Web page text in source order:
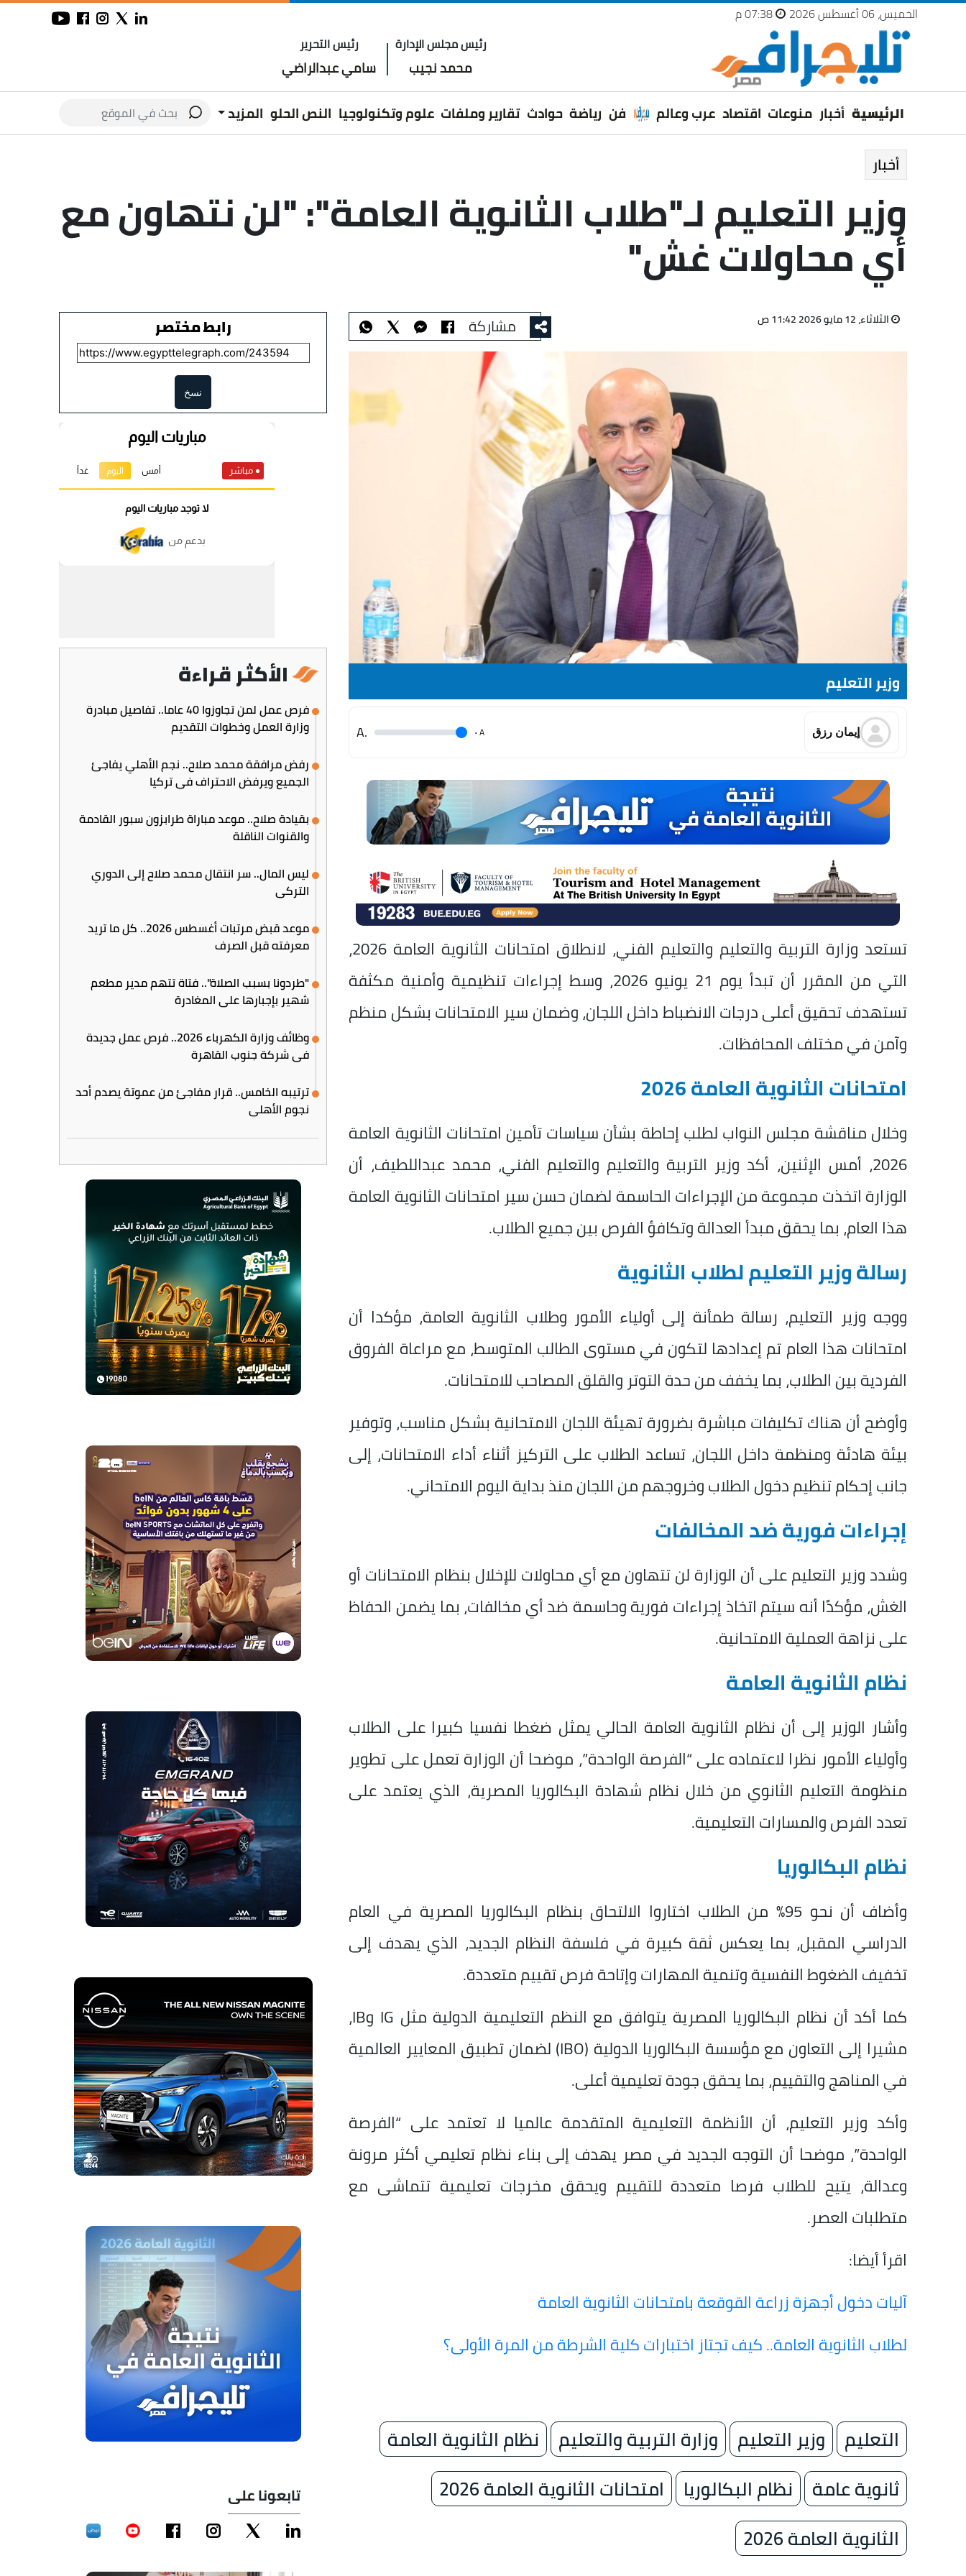
الخميس، 06 أغسطس 2026
07:38 م
رئيس مجلس الإدارة
محمد نجيب
رئيس التحرير
سامي عبدالراضي
الرئيسية أخبار منوعات اقتصاد عرب وعالم فن رياضة حوادث تقارير وملفات علوم وتكنولوجيا النص الحلو المزيد
أخبار
وزير التعليم لـ"طلاب الثانوية العامة": "لن نتهاون مع
أي محاولات غش"
الثلاثاء، 12 مايو 2026 11:42 ص مشاركة
وزير التعليم
إيمان رزق A
.
.A
تستعد وزارة التربية والتعليم والتعليم الفني، لانطلاق امتحانات الثانوية العامة 2026،
التي من المقرر أن تبدأ يوم 21 يونيو 2026، وسط إجراءات تنظيمية وأمنية مكثفة
تستهدف تحقيق أعلى درجات الانضباط داخل اللجان، وضمان سير الامتحانات بشكل منظم
وآمن في مختلف المحافظات.
امتحانات الثانوية العامة 2026
وخلال مناقشة مجلس النواب لطلب إحاطة بشأن سياسات تأمين امتحانات الثانوية العامة
2026، أمس الإثنين، أكد وزير التربية والتعليم والتعليم الفني، محمد عبداللطيف، أن
الوزارة اتخذت مجموعة من الإجراءات الحاسمة لضمان حسن سير امتحانات الثانوية العامة
هذا العام، بما يحقق مبدأ العدالة وتكافؤ الفرص بين جميع الطلاب.
رسالة وزير التعليم لطلاب الثانوية
ووجه وزير التعليم، رسالة طمأنة إلى أولياء الأمور وطلاب الثانوية العامة، مؤكدا أن
امتحانات هذا العام تم إعدادها لتكون في مستوى الطالب المتوسط، مع مراعاة الفروق
الفردية بين الطلاب، بما يخفف من حدة التوتر والقلق المصاحب للامتحانات.
وأوضح أن هناك تكليفات مباشرة بضرورة تهيئة اللجان الامتحانية بشكل مناسب، وتوفير
بيئة هادئة ومنظمة داخل اللجان، تساعد الطلاب على التركيز أثناء أداء الامتحانات، إلى
جانب إحكام تنظيم دخول الطلاب وخروجهم من اللجان منذ بداية اليوم الامتحاني.
إجراءات فورية ضد المخالفات
وشدد وزير التعليم على أن الوزارة لن تتهاون مع أي محاولات للإخلال بنظام الامتحانات أو
الغش، مؤكدًا أنه سيتم اتخاذ إجراءات فورية وحاسمة ضد أي مخالفات، بما يضمن الحفاظ
على نزاهة العملية الامتحانية.
نظام الثانوية العامة
وأشار الوزير إلى أن نظام الثانوية العامة الحالي يمثل ضغطا نفسيا كبيرا على الطلاب
وأولياء الأمور نظرا لاعتماده على “الفرصة الواحدة”، موضحا أن الوزارة تعمل على تطوير
منظومة التعليم الثانوي من خلال نظام شهادة البكالوريا المصرية، الذي يعتمد على
تعدد الفرص والمسارات التعليمية.
نظام البكالوريا
وأضاف أن نحو 95% من الطلاب اختاروا الالتحاق بنظام البكالوريا المصرية في العام
الدراسي المقبل، بما يعكس ثقة كبيرة في فلسفة النظام الجديد، الذي يهدف إلى
تخفيف الضغوط النفسية وتنمية المهارات وإتاحة فرص تقييم متعددة.
كما أكد أن نظام البكالوريا المصرية يتوافق مع النظم التعليمية الدولية مثل IG وIB،
مشيرا إلى التعاون مع مؤسسة البكالوريا الدولية (IBO) لضمان تطبيق المعايير العالمية
في المناهج والتقييم، بما يحقق جودة تعليمية أعلى.
وأكد وزير التعليم، أن الأنظمة التعليمية المتقدمة عالميا لا تعتمد على “الفرصة
الواحدة”، موضحا أن التوجه الجديد في مصر يهدف إلى بناء نظام تعليمي أكثر مرونة
وعدالة، يتيح للطلاب فرصا متعددة للتقييم ويحقق مخرجات تعليمية تتماشى مع
متطلبات العصر.
اقرأ أيضا:
آليات دخول أجهزة زراعة القوقعة بامتحانات الثانوية العامة
لطلاب الثانوية العامة.. كيف تجتاز اختبارات كلية الشرطة من المرة الأولى؟
التعليم وزير التعليم وزارة التربية والتعليم
نظام الثانوية العامة
ثانوية عامة
نظام البكالوريا
امتحانات الثانوية العامة 2026
الثانوية العامة 2026
رابط مختصر
نسخ
الأكثر قراءة
فرص عمل لمن تجاوزوا 40 عاما.. تفاصيل مبادرة
وزارة العمل وخطوات التقديم
رفض مرافقة محمد صلاح.. نجم الأهلي يفاجئ
الجميع ويرفض الاحتراف في تركيا
بقيادة صلاح.. موعد مباراة طرابزون سبور القادمة
والقنوات الناقلة
ليس المال.. سر انتقال محمد صلاح إلى الدوري
التركي
موعد قبض مرتبات أغسطس 2026.. كل ما تريد
معرفته قبل الصرف
"طردونا بسبب الصلاة".. فتاة تتهم مدير مطعم
شهير بإجبارها على المغادرة
وظائف وزارة الكهرباء 2026.. فرص عمل جديدة
في شركة جنوب القاهرة
ترتيبه الخامس.. قرار مفاجئ من عموتة يصدم أحد
نجوم الأهلي
تابعونا على